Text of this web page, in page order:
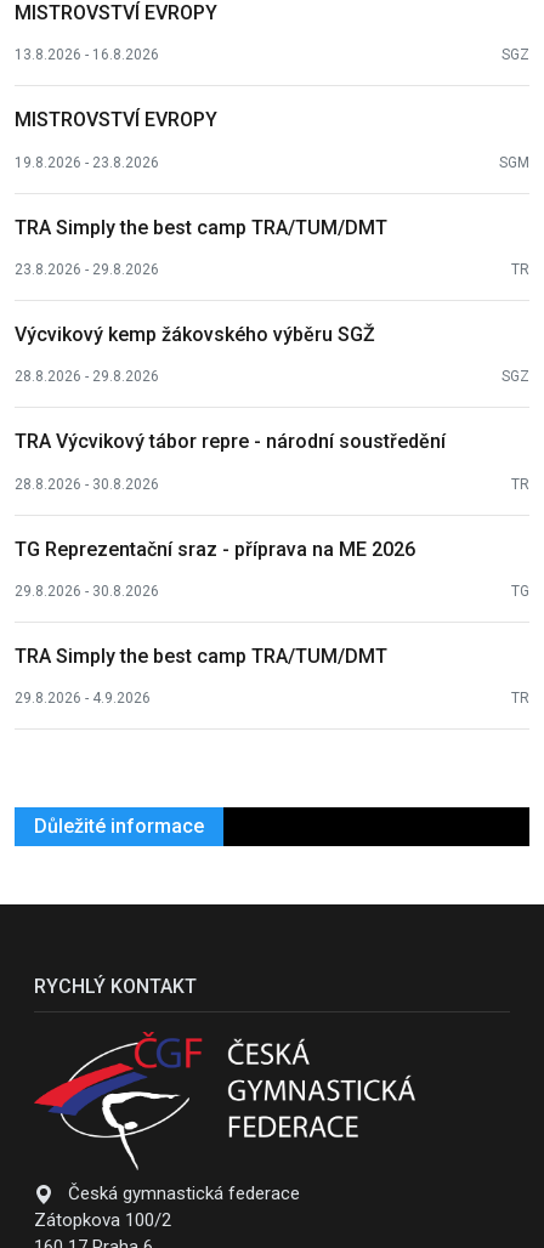
MISTROVSTVÍ EVROPY
13.8.2026 - 16.8.2026 SGZ
MISTROVSTVÍ EVROPY
19.8.2026 - 23.8.2026 SGM
TRA Simply the best camp TRA/TUM/DMT
23.8.2026 - 29.8.2026 TR
Výcvikový kemp žákovského výběru SGŽ
28.8.2026 - 29.8.2026 SGZ
TRA Výcvikový tábor repre - národní soustředění
28.8.2026 - 30.8.2026 TR
TG Reprezentační sraz - příprava na ME 2026
29.8.2026 - 30.8.2026 TG
TRA Simply the best camp TRA/TUM/DMT
29.8.2026 - 4.9.2026 TR
Důležité informace
RYCHLÝ KONTAKT
Česká gymnastická federace
Zátopkova 100/2